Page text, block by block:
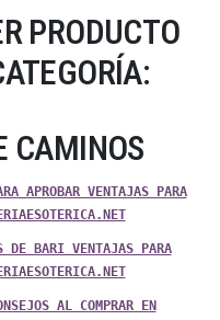
PRODUCTO
CAMINOS
APROBAR VENTAJAS PARA
DE BARI VENTAJAS PARA
AL COMPRAR EN